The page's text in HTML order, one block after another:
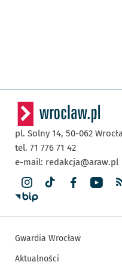
pl. Solny 14, 50-062
tel. 71 776 71 42
e-mail: redakcja@araw.pl
Gwardia Wrocław
Aktualności